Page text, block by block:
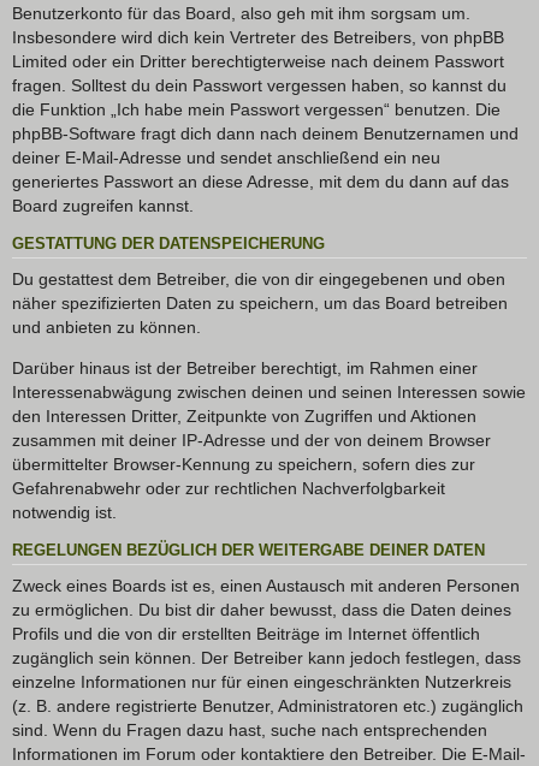
Benutzerkonto für das Board, also geh mit ihm sorgsam um.
Insbesondere wird dich kein Vertreter des Betreibers, von phpBB
Limited oder ein Dritter berechtigterweise nach deinem Passwort
fragen. Solltest du dein Passwort vergessen haben, so kannst du
die Funktion „Ich habe mein Passwort vergessen“ benutzen. Die
phpBB-Software fragt dich dann nach deinem Benutzernamen und
deiner E-Mail-Adresse und sendet anschließend ein neu
generiertes Passwort an diese Adresse, mit dem du dann auf das
Board zugreifen kannst.
GESTATTUNG DER DATENSPEICHERUNG
Du gestattest dem Betreiber, die von dir eingegebenen und oben
näher spezifizierten Daten zu speichern, um das Board betreiben
und anbieten zu können.
Darüber hinaus ist der Betreiber berechtigt, im Rahmen einer
Interessenabwägung zwischen deinen und seinen Interessen sowie
den Interessen Dritter, Zeitpunkte von Zugriffen und Aktionen
zusammen mit deiner IP-Adresse und der von deinem Browser
übermittelter Browser-Kennung zu speichern, sofern dies zur
Gefahrenabwehr oder zur rechtlichen Nachverfolgbarkeit
notwendig ist.
REGELUNGEN BEZÜGLICH DER WEITERGABE DEINER DATEN
Zweck eines Boards ist es, einen Austausch mit anderen Personen
zu ermöglichen. Du bist dir daher bewusst, dass die Daten deines
Profils und die von dir erstellten Beiträge im Internet öffentlich
zugänglich sein können. Der Betreiber kann jedoch festlegen, dass
einzelne Informationen nur für einen eingeschränkten Nutzerkreis
(z. B. andere registrierte Benutzer, Administratoren etc.) zugänglich
sind. Wenn du Fragen dazu hast, suche nach entsprechenden
Informationen im Forum oder kontaktiere den Betreiber. Die E-Mail-